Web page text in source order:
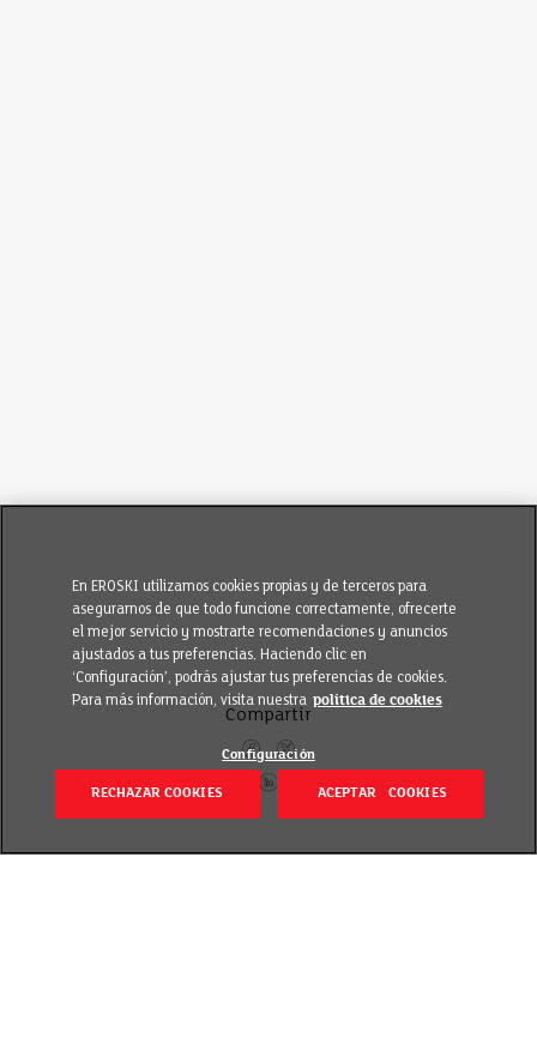
Compartir
En EROSKI utilizamos cookies propias y de terceros para
asegurarnos de que todo funcione correctamente, ofrecerte
el mejor servicio y mostrarte recomendaciones y anuncios
ajustados a tus preferencias. Haciendo clic en
‘Configuración’, podrás ajustar tus preferencias de cookies.
Para más información, visita nuestra política de cookies
Configuración
RECHAZAR COOKIES ACEPTAR COOKIES